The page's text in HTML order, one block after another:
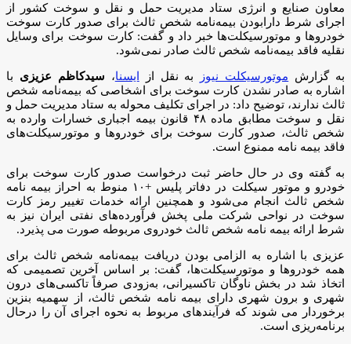
معاون صنایع و انرژی ستاد مدیریت حمل و نقل و سوخت کشور از
اجرای شرط دارابودن بیمه‌نامه شخص ثالث برای صدور کارت سوخت
خودروها و موتورسیکلت‌ها خبر داد و گفت: کارت سوخت برای وسایل
نقلیه فاقد بیمه‌نامه شخص ثالث صادر نمی‌شود.
به گزارش موتورسیکلت نیوز به نقل از ایسنا، سیدکاظم عزیزی با
اشاره به صادر نشدن کارت سوخت برای اشخاصی که بیمه‌نامه شخص
ثالث ندارند، توضیح داد: در اجرای تکلیف محوله به ستاد مدیریت حمل و
نقل و سوخت مطابق ماده ۴۸ قانون بیمه اجباری خسارات وارده به
شخص ثالث، صدور کارت سوخت برای خودروها و موتورسیکلت‌های
فاقد بیمه نامه ممنوع است.
به گفته وی در حال حاضر ثبت درخواست صدور کارت سوخت برای
خودرو و موتور سیکلت در دفاتر پلیس +۱۰ منوط به احراز بیمه نامه
شخص ثالث انجام می‌شود و همچنین ارائه خدمات تغییر رمز کارت
سوخت در نواحی شرکت ملی پخش فرآورده‌های نفتی ایران نیز به
شرط ارائه بیمه نامه شخص ثالث خودروی مربوطه صورت می پذیرد.
عزیزی با اشاره به الزامی بودن دریافت بیمه‌نامه شخص ثالث برای
همه خودروها و موتورسیکلت‌ها، گفت: بر اساس آخرین تصمیمی که
اتخاذ شد در بخش ناوگان تاکسیرانی، به‌زودی صرفاً تاکسی‌های درون
شهری و برون شهری دارای بیمه نامه شخص ثالث، از سهمیه بنزین
برخوردار می شوند که فرآیندهای مربوط به نحوه اجرای آن را درحال
برنامه‌ریزی است.